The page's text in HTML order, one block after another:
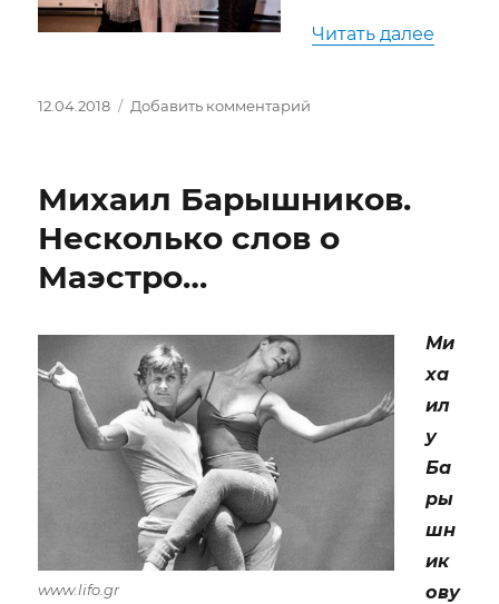
Читать далее
Опубликовано
12.04.2018 Добавить комментарий
—
CURIUM
Михаил Барышников.
Несколько слов о
Маэстро…
www.lifo.gr
Ми
ха
ил
у
Ба
ры
шн
ик
ову